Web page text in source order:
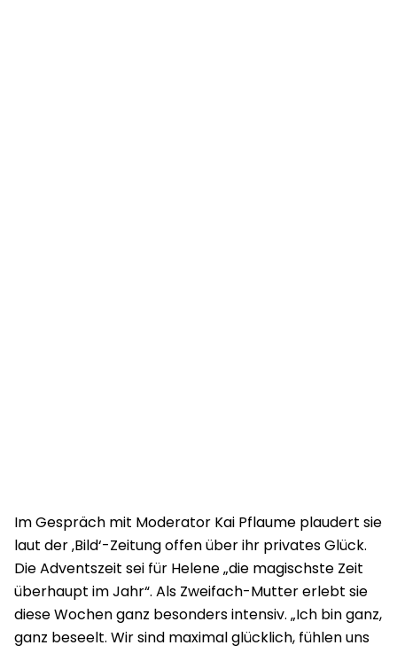
Im Gespräch mit Moderator Kai Pflaume plaudert sie
laut der ‚Bild‘-Zeitung offen über ihr privates Glück.
Die Adventszeit sei für Helene „die magischste Zeit
überhaupt im Jahr“. Als Zweifach-Mutter erlebt sie
diese Wochen ganz besonders intensiv. „Ich bin ganz,
ganz beseelt. Wir sind maximal glücklich, fühlen uns